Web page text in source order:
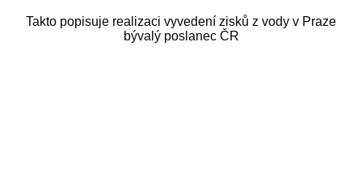
Takto popisuje realizaci vyvedení zisků z vody v Praze
bývalý poslanec ČR